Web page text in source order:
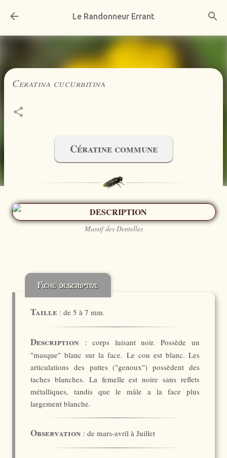
Accéder au contenu principal
Le Randonneur Errant
Ceratina cucurbitina
Cératine commune
Massif des Dentelles
Fiche descriptive
Taille : de 5 à 7 mm.
Description : corps luisant noir. Possède un
"masque" blanc sur la face. Le cou est blanc. Les
articulations des pattes ("genoux") possèdent des
taches blanches. La femelle est noire sans reflets
métalliques, tandis que le mâle a la face plus
largement blanche.
Observation : de mars-avril à Juillet